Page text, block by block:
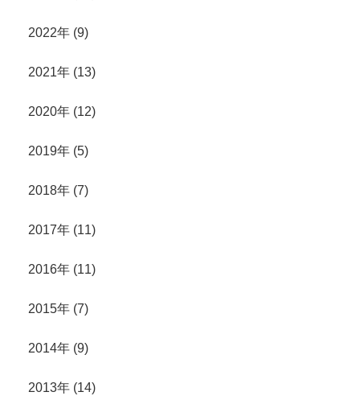
2022年 (9)
2021年 (13)
2020年 (12)
2019年 (5)
2018年 (7)
2017年 (11)
2016年 (11)
2015年 (7)
2014年 (9)
2013年 (14)